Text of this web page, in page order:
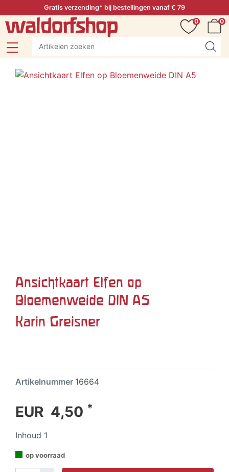
Gratis verzending* bij bestellingen vanaf € 79
0
0
Ansichtkaart Elfen op
Bloemenweide DIN A5
Karin Greisner
Artikelnummer 16664
EUR 4,50 *
Inhoud 1
op voorraad